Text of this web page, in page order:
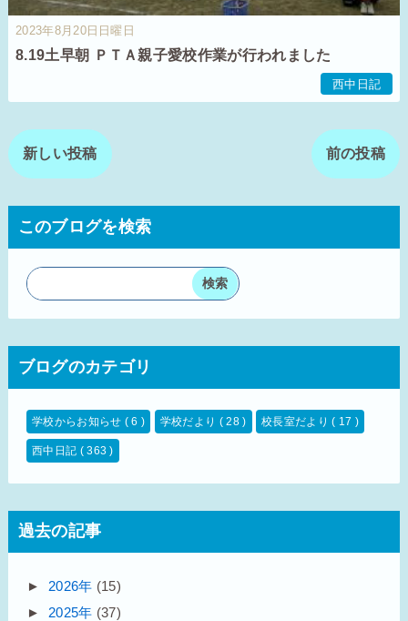
2023年8月20日日曜日
8.19土早朝 ＰＴＡ親子愛校作業が行われました
西中日記
新しい投稿 前の投稿
このブログを検索
ブログのカテゴリ
学校からお知らせ ( 6 ) 学校だより ( 28 ) 校長室だより( 17 )
西中日記 ( 363 )
過去の記事
► 2026年 (15)
► 2025年 (37)